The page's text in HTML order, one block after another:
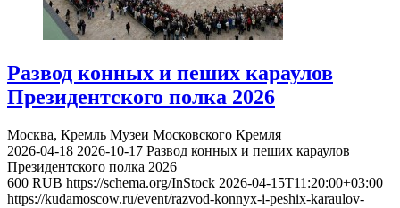
Развод конных и пеших караулов
Президентского полка 2026
Москва, Кремль Музеи Московского Кремля
2026-04-18 2026-10-17 Развод конных и пеших караулов
Президентского полка 2026
600 RUB https://schema.org/InStock 2026-04-15T11:20:00+03:00
https://kudamoscow.ru/event/razvod-konnyx-i-peshix-karaulov-